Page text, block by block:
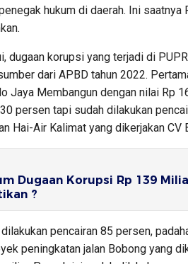
hukum di daerah. Ini saatnya
dugaan korupsi yang terjadi di
dari APBD tahun 2022.
Jaya Membangun dengan nilai Rp
persen tapi sudah dilakukan
Hai-Air Kalimat yang dikerjakan
Dugaan Korupsi Rp 139
?
pencairan 85 persen,
peningkatan jalan Bobong yang